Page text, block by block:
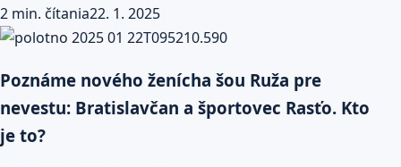
2 min. čítania22. 1. 2025
Poznáme nového ženícha šou Ruža pre
nevestu: Bratislavčan a športovec Rasťo. Kto
je to?